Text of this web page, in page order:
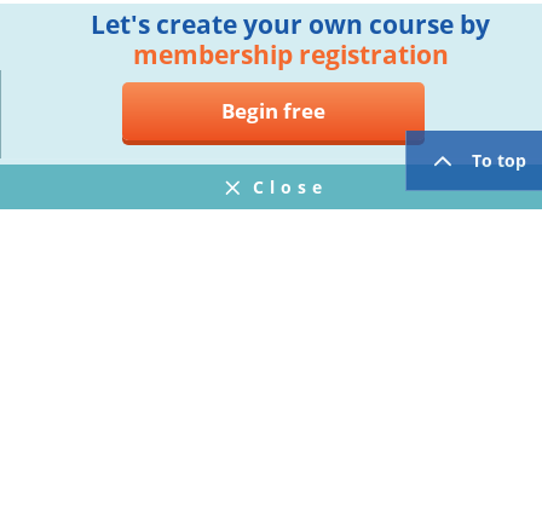
To top
Let's create your own course by
membership registration
Begin free
Close